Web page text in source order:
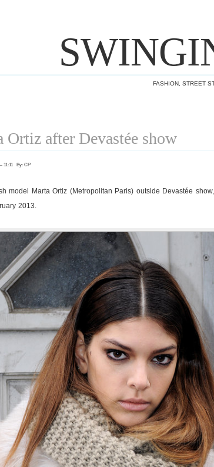
FASHION, STREET
Ortiz after Devastée show
11:11 By: CP
model Marta Ortiz (Metropolitan Paris) outside Devastée
2013.